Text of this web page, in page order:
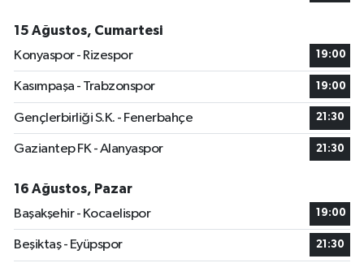
15 Ağustos, Cumartesi
Konyaspor - Rizespor
19:00
Kasımpaşa - Trabzonspor 19:00
Gençlerbirliği S.K. - Fenerbahçe 21:30
Gaziantep FK - Alanyaspor 21:30
16 Ağustos, Pazar
Başakşehir - Kocaelispor
19:00
Beşiktaş - Eyüpspor 21:30